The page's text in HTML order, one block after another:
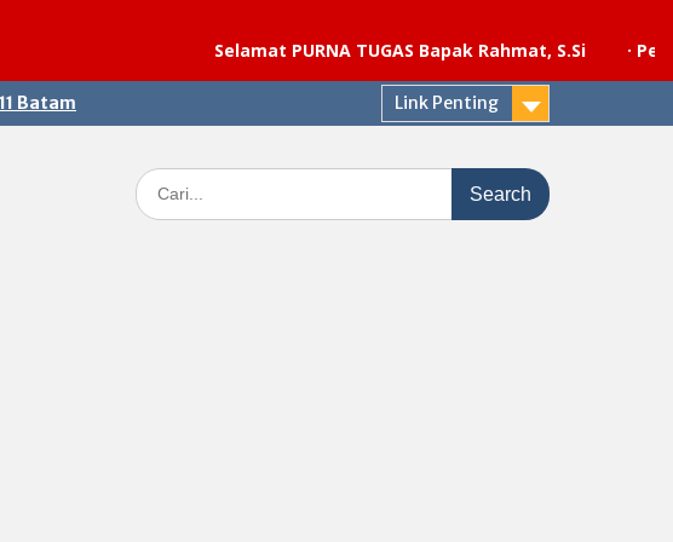
Selamat PURNA TUGAS Bapak Rahmat, S.Si
·
Batam Link Penting
Search
for: